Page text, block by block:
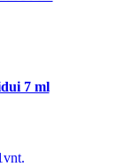
7 ml